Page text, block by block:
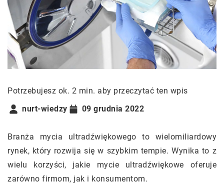
Potrzebujesz ok. 2 min. aby przeczytać ten wpis
nurt-wiedzy
09 grudnia 2022
Branża mycia ultradźwiękowego to wielomiliardowy
rynek, który rozwija się w szybkim tempie. Wynika to z
wielu korzyści, jakie mycie ultradźwiękowe oferuje
zarówno firmom, jak i konsumentom.